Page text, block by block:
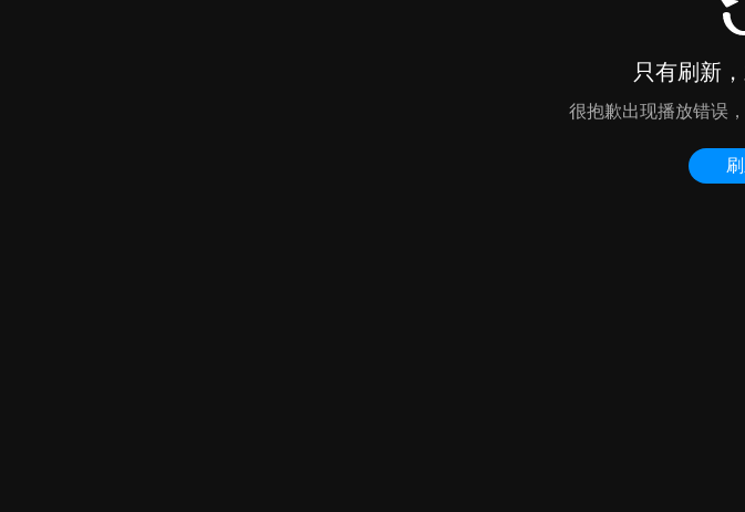
只有刷新
很抱歉出现播放错误